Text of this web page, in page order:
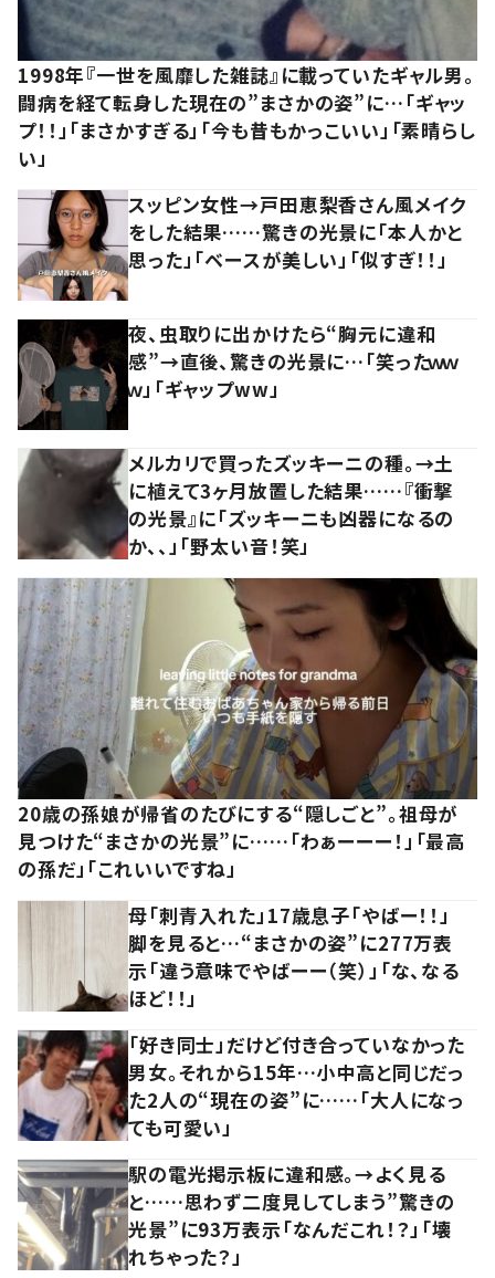
1998年『一世を風靡した雑誌』に載っていたギャル男。
闘病を経て転身した現在の”まさかの姿”に…「ギャッ
プ！！」「まさかすぎる」「今も昔もかっこいい」「素晴らし
い」
スッピン女性→戸田恵梨香さん風メイク
をした結果……驚きの光景に「本人かと
思った」「ベースが美しい」「似すぎ！！」
夜、虫取りに出かけたら“胸元に違和
感”→直後、驚きの光景に…「笑ったｗｗ
ｗ」「ギャップww」
メルカリで買ったズッキーニの種。→土
に植えて3ヶ月放置した結果……『衝撃
の光景』に「ズッキーニも凶器になるの
か、、」「野太い音！笑」
20歳の孫娘が帰省のたびにする“隠しごと”。祖母が
見つけた“まさかの光景”に……「わぁーーー！」「最高
の孫だ」「これいいですね」
母「刺青入れた」17歳息子「やばー！！」
脚を見ると…“まさかの姿”に277万表
示「違う意味でやばーー（笑）」「な、なる
ほど！！」
「好き同士」だけど付き合っていなかった
男女。それから15年…小中高と同じだっ
た2人の“現在の姿”に……「大人になっ
ても可愛い」
駅の電光掲示板に違和感。→よく見る
と……思わず二度見してしまう”驚きの
光景”に93万表示「なんだこれ！？」「壊
れちゃった？」